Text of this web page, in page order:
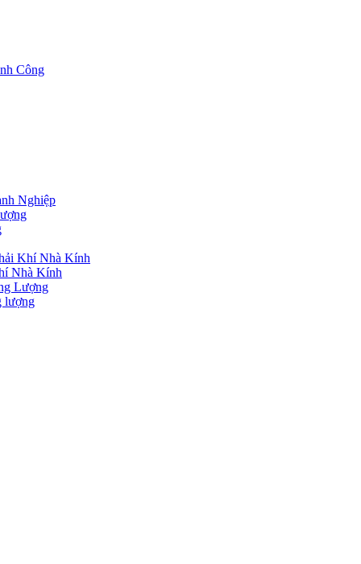
Công
Nghiệp
Khí Nhà Kính
Nhà Kính
Lượng
lượng